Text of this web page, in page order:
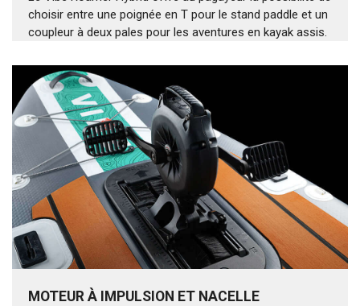
choisir entre une poignée en T pour le stand paddle et un
coupleur à deux pales pour les aventures en kayak assis.
MOTEUR À IMPULSION ET NACELLE